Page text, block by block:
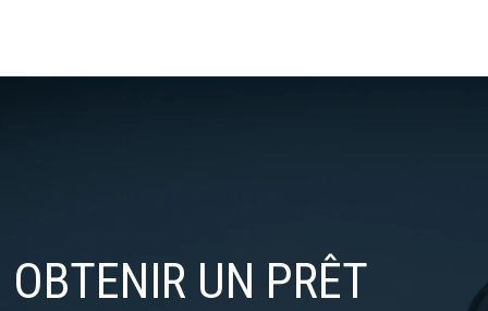
OBTENIR UN PRÊT